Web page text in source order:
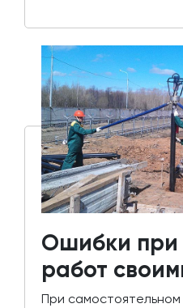
Ошибки при
работ
При